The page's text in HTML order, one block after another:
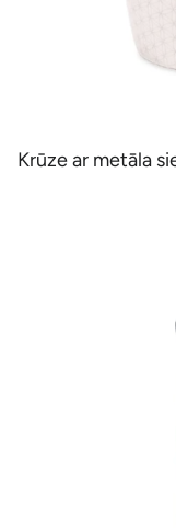
Krūze ar metāla